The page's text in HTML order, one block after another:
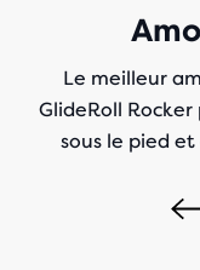
Le meilleur
GlideRoll
sous le pied